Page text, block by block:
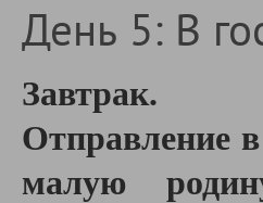
День 5: В
Завтрак.
Отправление
малую